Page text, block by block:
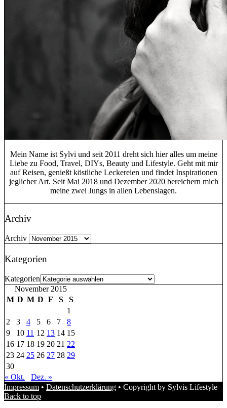
Mein Name ist Sylvi und seit 2011 dreht sich hier alles um meine
Liebe zu Food, Travel, DIYs, Beauty und Lifestyle. Geht mit mir
auf Reisen, genießt köstliche Leckereien und findet Inspirationen
jeglicher Art. Seit Mai 2018 und Dezember 2020 bereichern mich
meine zwei Jungs in allen Lebenslagen.
Archiv
Archiv
Kategorien
Kategorien
November 2015
M D M D F S
S
1
2
3 4 5 6 7
8
9
10 11 12 13 14 15
16 17 18 19 20 21 22
23 24 25 26 27 28 29
30
« Okt.
Dez. »
Impressum • Datenschutzerklärung • Copyright by Sylvis Lifestyle
Back to top